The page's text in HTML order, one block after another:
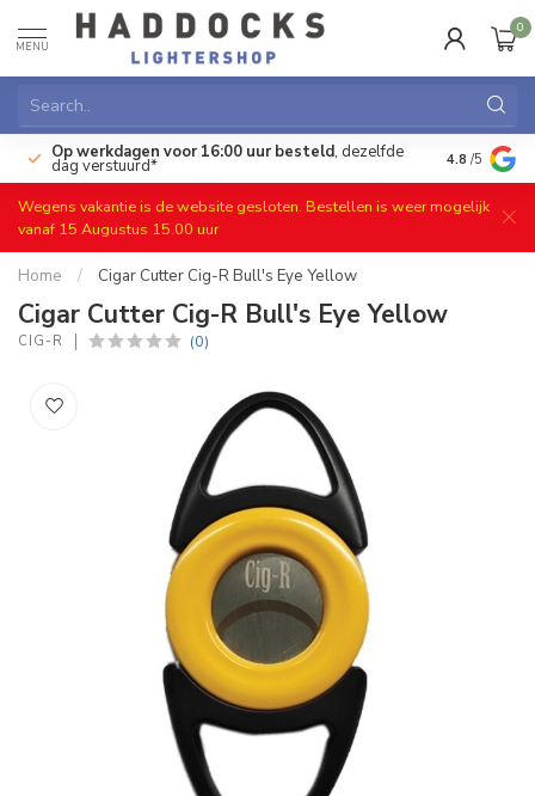
MENU
0
Op werkdagen voor 16:00 uur besteld, dezelfde
dag verstuurd* Gratis
4.8 /5
Wegens vakantie is de website gesloten. Bestellen is weer mogelijk
vanaf 15 Augustus 15.00 uur
Home / Cigar Cutter Cig-R Bull's Eye Yellow
Cigar Cutter Cig-R Bull's Eye Yellow
CIG-R (0)